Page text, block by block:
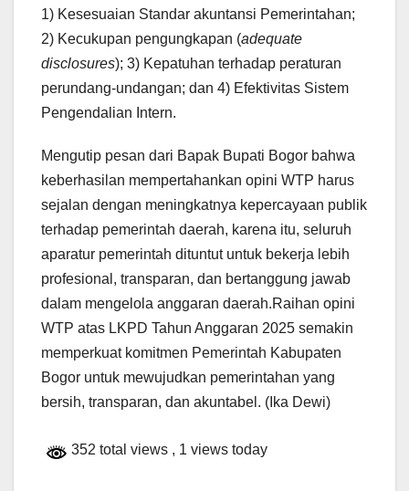
1) Kesesuaian Standar akuntansi Pemerintahan;
2) Kecukupan pengungkapan (adequate
disclosures); 3) Kepatuhan terhadap peraturan
perundang-undangan; dan 4) Efektivitas Sistem
Pengendalian Intern.
Mengutip pesan dari Bapak Bupati Bogor bahwa
keberhasilan mempertahankan opini WTP harus
sejalan dengan meningkatnya kepercayaan publik
terhadap pemerintah daerah, karena itu, seluruh
aparatur pemerintah dituntut untuk bekerja lebih
profesional, transparan, dan bertanggung jawab
dalam mengelola anggaran daerah.Raihan opini
WTP atas LKPD Tahun Anggaran 2025 semakin
memperkuat komitmen Pemerintah Kabupaten
Bogor untuk mewujudkan pemerintahan yang
bersih, transparan, dan akuntabel. (Ika Dewi)
352 total views , 1 views today